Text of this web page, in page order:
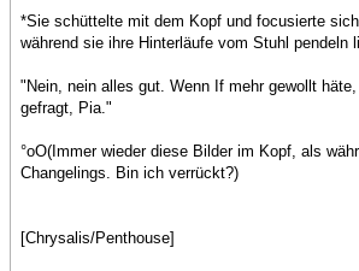
*Sie schüttelte mit dem Kopf und focusierte
während sie ihre Hinterläufe vom Stuhl pendeln
"Nein, nein alles gut. Wenn If mehr gewollt
gefragt, Pia."
°oO(Immer wieder diese Bilder im Kopf, als
Changelings. Bin ich verrückt?)
[Chrysalis/Penthouse]